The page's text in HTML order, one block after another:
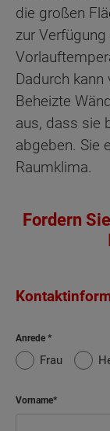
die großen
zur
Dadurch kann
Beheizte
aus, dass sie
abgeben. Sie
Raumklima.
Fordern
Anrede
Frau
Vorname